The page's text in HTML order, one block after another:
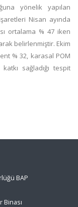
yönelik yapılan
Nisan ayında
ortalama % 47 iken
belirlenmiştir. Ekim
% 32, karasal POM
sağladığı tespit
BAP
Binası